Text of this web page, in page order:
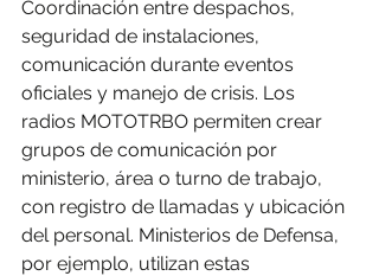
Coordinación entre despachos,
seguridad de instalaciones,
comunicación durante eventos
oficiales y manejo de crisis. Los
radios MOTOTRBO permiten crear
grupos de comunicación por
ministerio, área o turno de trabajo,
con registro de llamadas y ubicación
del personal. Ministerios de Defensa,
por ejemplo, utilizan estas